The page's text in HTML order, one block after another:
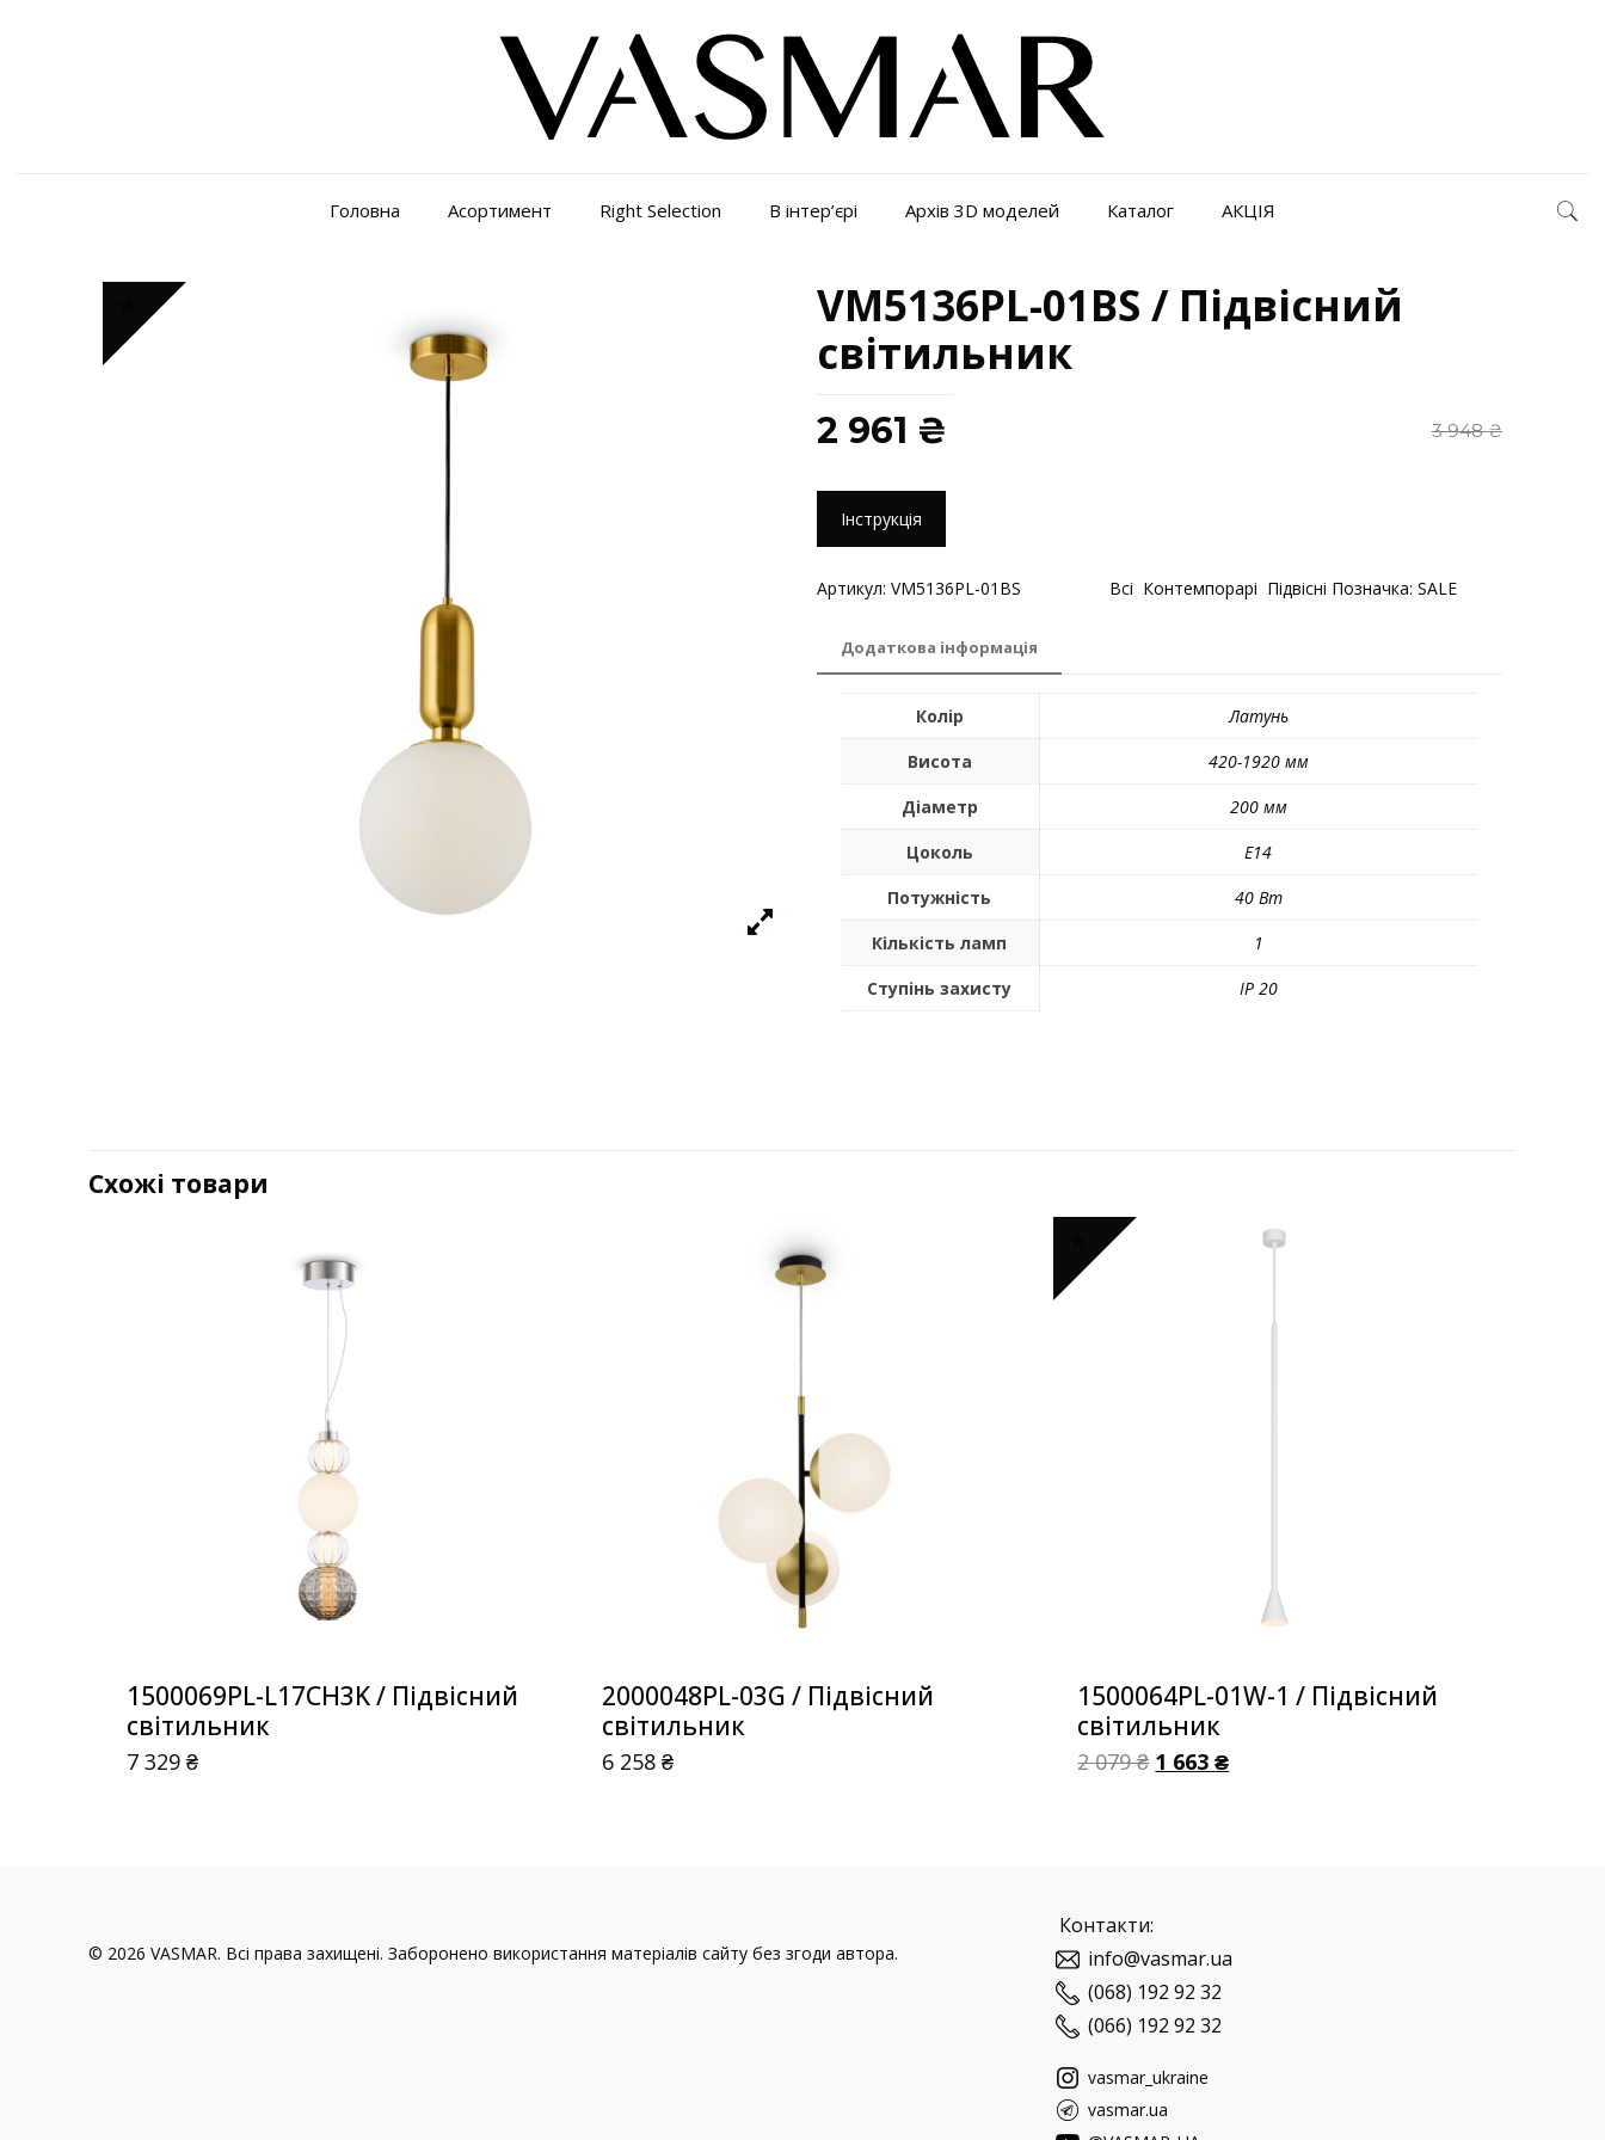
Головна Асортимент Right Selection В інтер’єрі Архів 3D моделей Каталог АКЦІЯ
VM5136PL-01BS / Підвісний
світильник
3 948₴
2 961 ₴
Інструкція
Артикул: VM5136PL-01BS Bсі Контемпорарі Підвісні Позначка: SALE
Додаткова інформація
Колір
Латунь
Висота
420-1920 мм
Діаметр
200 мм
Цоколь
E14
Потужність
40 Вт
Кількість ламп
1
Ступінь захисту
IP 20
Схожі товари
1500069PL-L17CH3K / Підвісний
світильник
7 329₴
2000048PL-03G / Підвісний
світильник
6 258₴
1500064PL-01W-1 / Підвісний
світильник
2 079₴ 1 663₴
© 2026 VASMAR. Всі права захищені. Заборонено використання матеріалів сайту без згоди автора.
Контакти:
info@vasmar.ua
(068) 192 92 32
(066) 192 92 32
vasmar_ukraine
vasmar.ua